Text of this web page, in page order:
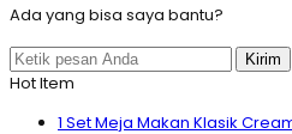
Ada yang bisa saya bantu?
Kirim
Hot Item
1 Set Meja Makan Klasik